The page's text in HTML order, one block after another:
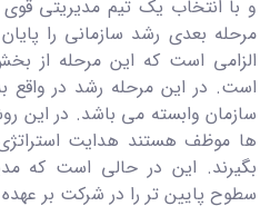
و با انتخاب یک تیم مدیریتی
مرحله بعدی رشد سازمانی را
الزامی است که این مرحله از
است. در این مرحله رشد در
سازمان وابسته می باشد. در این
ها موظف هستند هدایت استراتژی
بگیرند. این در حالی است که
سطوح پایین تر را در شرکت بر